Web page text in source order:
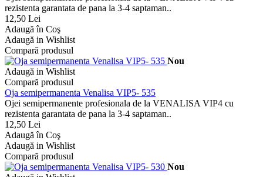
rezistenta garantata de pana la 3-4 saptaman..
12,50 Lei
Adaugă în Coş
Adaugă in Wishlist
Compară produsul
Nou
Adaugă in Wishlist
Compară produsul
Oja semipermanenta Venalisa VIP5- 535
Ojei semipermanente profesionala de la VENALISA VIP4 cu
rezistenta garantata de pana la 3-4 saptaman..
12,50 Lei
Adaugă în Coş
Adaugă in Wishlist
Compară produsul
Nou